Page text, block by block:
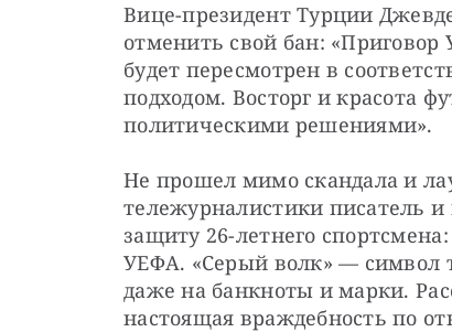
Вице-президент Турции
отменить свой бан:
будет пересмотрен в
подходом. Восторг и красота
политическими решениями».
Не прошел мимо скандала и
тележурналистики писатель
защиту 26-летнего
УЕФА. «Серый волк» — символ
даже на банкноты и марки.
настоящая враждебность по